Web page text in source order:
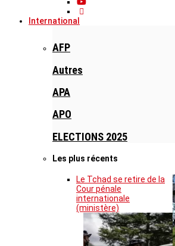
International
AFP
Autres
APA
APO
ELECTIONS 2025
Les plus récents
Le Tchad se retire de la
Cour pénale
internationale
(ministère)